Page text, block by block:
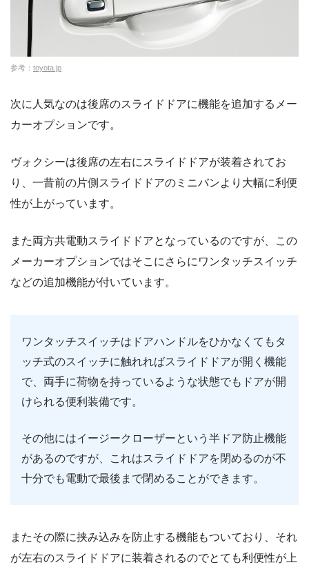
参考： toyota.jp
次に人気なのは後席のスライドドアに機能を追加するメー
カーオプションです。
ヴォクシーは後席の左右にスライドドアが装着されてお
り、一昔前の片側スライドドアのミニバンより大幅に利便
性が上がっています。
また両方共電動スライドドアとなっているのですが、この
メーカーオプションではそこにさらにワンタッチスイッチ
などの追加機能が付いています。
ワンタッチスイッチはドアハンドルをひかなくてもタ
ッチ式のスイッチに触れればスライドドアが開く機能
で、両手に荷物を持っているような状態でもドアが開
けられる便利装備です。
その他にはイージークローザーという半ドア防止機能
があるのですが、これはスライドドアを閉めるのが不
十分でも電動で最後まで閉めることができます。
またその際に挟み込みを防止する機能もついており、それ
が左右のスライドドアに装着されるのでとても利便性が上